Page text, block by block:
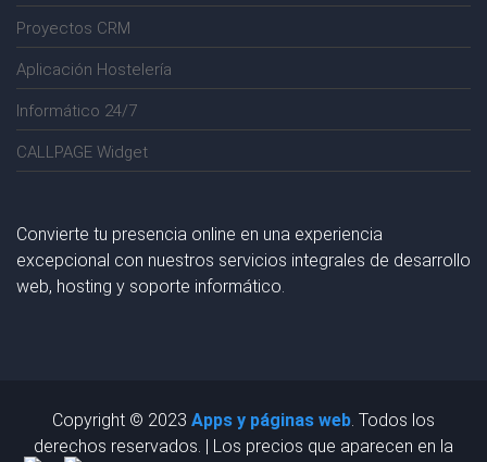
Proyectos CRM
Aplicación Hostelería
Informático 24/7
CALLPAGE Widget
Convierte tu presencia online en una experiencia
excepcional con nuestros servicios integrales de desarrollo
web, hosting y soporte informático.
Copyright © 2023 Apps y páginas web. Todos los
derechos reservados. | Los precios que aparecen en la